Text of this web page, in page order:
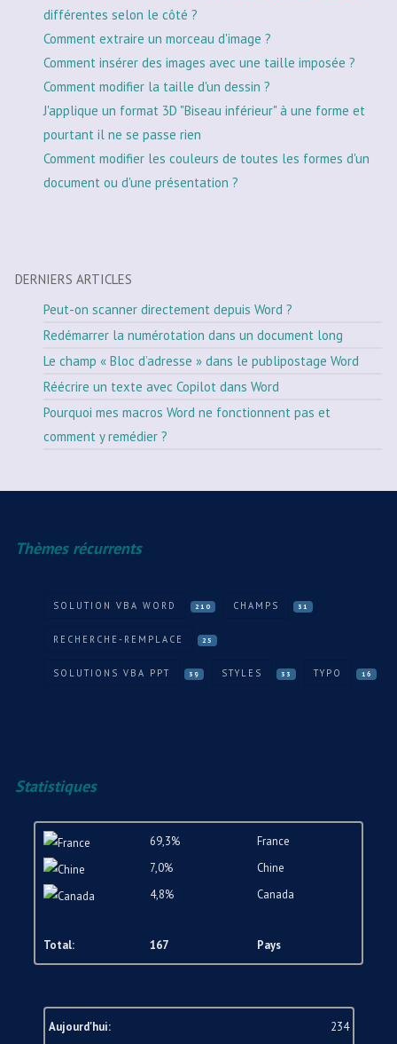
différentes selon le côté ?
Comment extraire un morceau d'image ?
Comment insérer des images avec une taille imposée ?
Comment modifier la taille d'un dessin ?
J'applique un format 3D "Biseau inférieur" à une forme et
pourtant il ne se passe rien
Comment modifier les couleurs de toutes les formes d'un
document ou d'une présentation ?
DERNIERS ARTICLES
Peut-on scanner directement depuis Word ?
Redémarrer la numérotation dans un document long
Le champ « Bloc d’adresse » dans le publipostage Word
Réécrire un texte avec Copilot dans Word
Pourquoi mes macros Word ne fonctionnent pas et
comment y remédier ?
Thèmes récurrents
SOLUTION VBA WORD 210 CHAMPS 31
RECHERCHE-REMPLACE 25
SOLUTIONS VBA PPT 39 STYLES 33 TYPO 16
Statistiques
69,3%
France
7,0%
Chine
4,8%
Canada
Total: 167 Pays
Aujourd'hui: 234